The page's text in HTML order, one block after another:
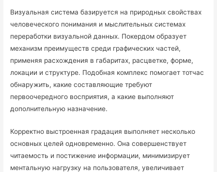
Визуальная система базируется на природных свойствах
человеческого понимания и мыслительных системах
переработки визуальной данных. Покердом образует
механизм преимуществ среди графических частей,
применяя расхождения в габаритах, расцветке, форме,
локации и структуре. Подобная комплекс помогает тотчас
обнаружить, какие составляющие требуют
первоочередного восприятия, а какие выполняют
дополнительную назначение.
Корректно выстроенная градация выполняет несколько
основных целей одновременно. Она совершенствует
читаемость и постижение информации, минимизирует
ментальную нагрузку на пользователя, увеличивает